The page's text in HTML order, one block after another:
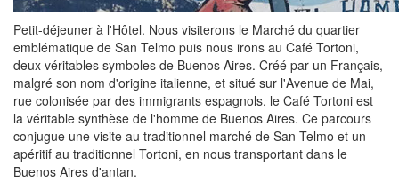
Petit-déjeuner à l'Hôtel. Nous visiterons le Marché du quartier
emblématique de San Telmo puis nous irons au Café Tortoni,
deux véritables symboles de Buenos Aires. Créé par un Français,
malgré son nom d'origine italienne, et situé sur l'Avenue de Mai,
rue colonisée par des immigrants espagnols, le Café Tortoni est
la véritable synthèse de l'homme de Buenos Aires. Ce parcours
conjugue une visite au traditionnel marché de San Telmo et un
apéritif au traditionnel Tortoni, en nous transportant dans le
Buenos Aires d'antan.